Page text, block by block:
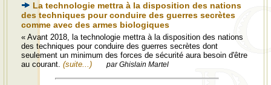
La technologie mettra à la disposition des nations
des techniques pour conduire des guerres secrètes
comme avec des armes biologiques
« Avant 2018, la technologie mettra à la disposition des nations
des techniques pour conduire des guerres secrètes dont
seulement un minimum des forces de sécurité aura besoin d'être
au courant. (suite...) par Ghislain Martel